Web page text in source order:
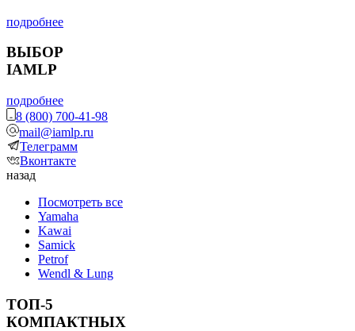
подробнее
ВЫБОР
IAMLP
подробнее
8 (800) 700-41-98
mail@iamlp.ru
Телеграмм
Вконтакте
назад
Посмотреть все
Yamaha
Kawai
Samick
Petrof
Wendl & Lung
ТОП-5
КОМПАКТНЫХ